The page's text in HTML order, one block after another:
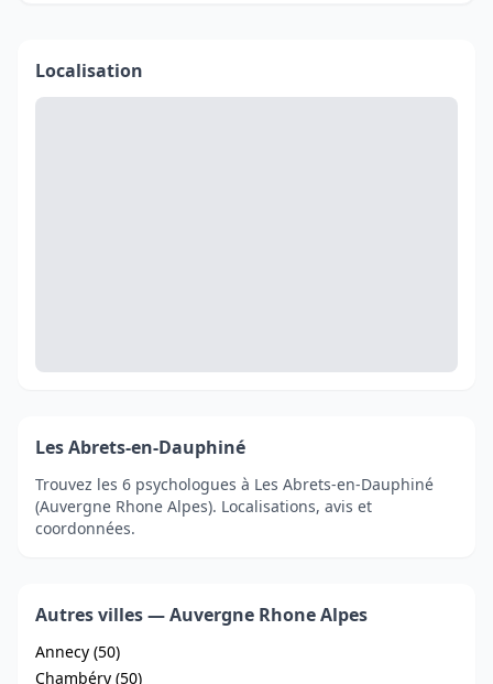
Localisation
Les Abrets-en-Dauphiné
Trouvez les 6 psychologues à Les Abrets-en-Dauphiné
(Auvergne Rhone Alpes). Localisations, avis et
coordonnées.
Autres villes — Auvergne Rhone Alpes
Annecy (50)
Chambéry (50)